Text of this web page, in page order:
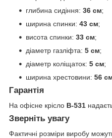
глибина сидіння: 36 см;
ширина спинки: 43 см;
висота спинки: 33 см;
діаметр газліфта: 5 см;
діаметр коліщаток: 5 см;
ширина хрестовини: 56
Гарантія
На офісне крісло B-531
Зверніть увагу
Фактичні розміри виробу